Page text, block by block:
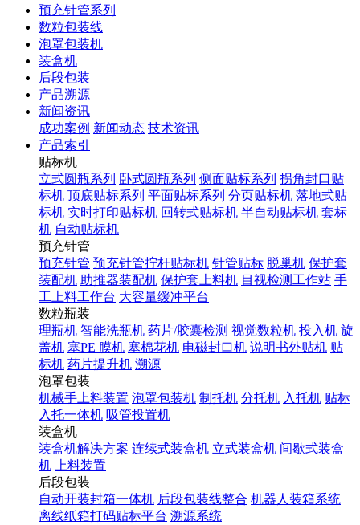
预充针管系列
数粒包装线
泡罩包装机
装盒机
后段包装
产品溯源
新闻资讯
成功案例 新闻动态 技术资讯
产品索引
贴标机
立式圆瓶系列 卧式圆瓶系列 侧面贴标系列 拐角封口贴
标机 顶底贴标系列 平面贴标系列 分页贴标机 落地式贴
标机 实时打印贴标机 回转式贴标机 半自动贴标机 套标
机 自动贴标机
预充针管
预充针管 预充针管拧杆贴标机 针管贴标 脱巢机 保护套
装配机 助推器装配机 保护套上料机 目视检测工作站 手
工上料工作台 大容量缓冲平台
数粒瓶装
理瓶机 智能洗瓶机 药片/胶囊检测 视觉数粒机 投入机 旋
盖机 塞PE 膜机 塞棉花机 电磁封口机 说明书外贴机 贴
标机 药片提升机 溯源
泡罩包装
机械手上料装置 泡罩包装机 制托机 分托机 入托机 贴标
入托一体机 吸管投置机
装盒机
装盒机解决方案 连续式装盒机 立式装盒机 间歇式装盒
机
上料装置
后段包装
自动开装封箱一体机 后段包装线整合 机器人装箱系统
离线纸箱打码贴标平台 溯源系统